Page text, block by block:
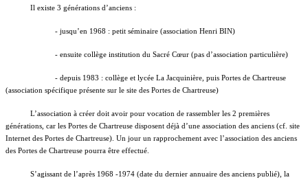
Il existe 3 générations d’anciens :
- jusqu’en 1968 : petit séminaire (association Henri BIN)
- ensuite collège institution du Sacré Cœur (pas d’association particulière)
- depuis 1983 : collège et lycée La Jacquinière, puis Portes de Chartreuse
(association spécifique présente sur le site des Portes de Chartreuse)
L’association à créer doit avoir pour vocation de rassembler les 2 premières
générations, car les Portes de Chartreuse disposent déjà d’une association des anciens (cf. site
Internet des Portes de Chartreuse). Un jour un rapprochement avec l’association des anciens
des Portes de Chartreuse pourra être effectué.
S’agissant de l’après 1968 -1974 (date du dernier annuaire des anciens publié), la